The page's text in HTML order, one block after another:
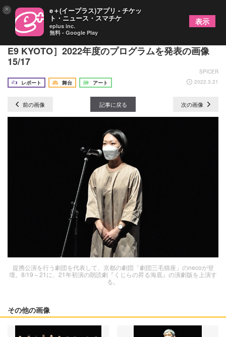
3年目の挑戦に入った、京都の小劇場［THEATRE
E9 KYOTO］2022年度のプログラムを発表の画像
15/17
SPICER
レポート
舞台 アート 2022.3.21
前の画像 記事に戻る 次の画像
提携公演を行う劇団を代表して、京都の劇団「劇団三毛猫座」のnecoが登
壇。8/19～21に、21年初演の朗読劇『くじらの昇る海底』の演劇版を上演す
る。
その他の画像
× e＋(イープラス)アプリ - チケッ
ト・ニュース・スマチケ
eplus inc.
無料 - Google Play
表示